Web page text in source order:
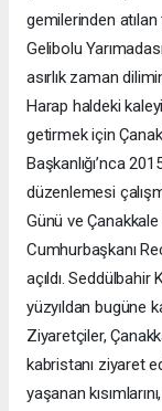
gemilerinden
Gelibolu
asırlık zaman
Harap haldeki
getirmek için
Başkanlığı’nca
düzenlemesi
Günü ve
Cumhurbaşkanı
açıldı.
yüzyıldan bugüne
Ziyaretçiler,
kabristanı ziyaret
yaşanan